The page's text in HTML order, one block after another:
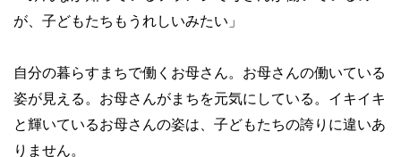
が、子どもたちもうれしいみたい」
自分の暮らすまちで働くお母さん。お母さんの働いている
姿が見える。お母さんがまちを元気にしている。イキイキ
と輝いているお母さんの姿は、子どもたちの誇りに違いあ
りません。